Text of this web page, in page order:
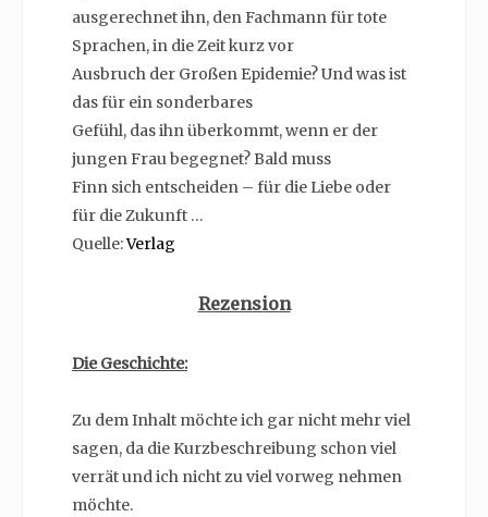
ausgerechnet ihn, den Fachmann für tote
Sprachen, in die Zeit kurz vor
Ausbruch der Großen Epidemie? Und was ist
das für ein sonderbares
Gefühl, das ihn überkommt, wenn er der
jungen Frau begegnet? Bald muss
Finn sich entscheiden – für die Liebe oder
für die Zukunft …
Quelle:Verlag
Rezension
Die Geschichte:
Zu dem Inhalt möchte ich gar nicht mehr viel
sagen, da die Kurzbeschreibung schon viel
verrät und ich nicht zu viel vorweg nehmen
möchte.